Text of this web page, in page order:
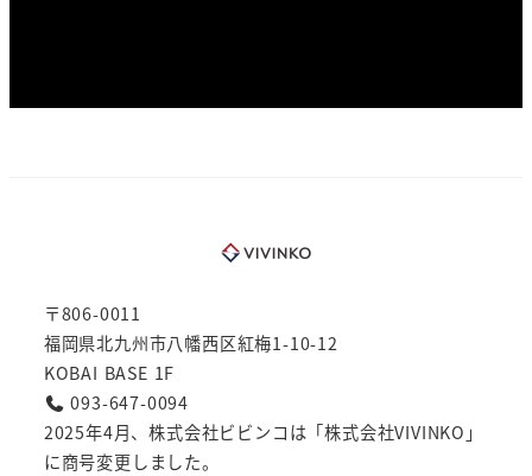
〒806-0011
福岡県北九州市八幡西区紅梅1-10-12
KOBAI BASE 1F
093-647-0094
2025年4月、株式会社ビビンコは「株式会社VIVINKO」
に商号変更しました。